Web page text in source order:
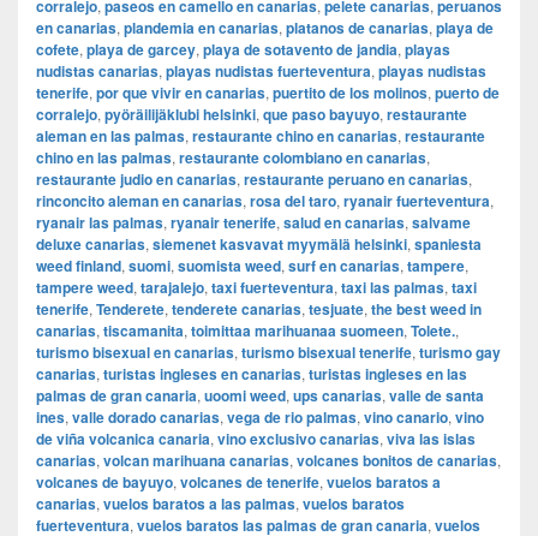
corralejo, paseos en camello en canarias, pelete canarias, peruanos
en canarias, plandemia en canarias, platanos de canarias, playa de
cofete, playa de garcey, playa de sotavento de jandia, playas
nudistas canarias, playas nudistas fuerteventura, playas nudistas
tenerife, por que vivir en canarias, puertito de los molinos, puerto de
corralejo, pyöräilijäklubi helsinki, que paso bayuyo, restaurante
aleman en las palmas, restaurante chino en canarias, restaurante
chino en las palmas, restaurante colombiano en canarias,
restaurante judio en canarias, restaurante peruano en canarias,
rinconcito aleman en canarias, rosa del taro, ryanair fuerteventura,
ryanair las palmas, ryanair tenerife, salud en canarias, salvame
deluxe canarias, siemenet kasvavat myymälä helsinki, spaniesta
weed finland, suomi, suomista weed, surf en canarias, tampere,
tampere weed, tarajalejo, taxi fuerteventura, taxi las palmas, taxi
tenerife, Tenderete, tenderete canarias, tesjuate, the best weed in
canarias, tiscamanita, toimittaa marihuanaa suomeen, Tolete.,
turismo bisexual en canarias, turismo bisexual tenerife, turismo gay
canarias, turistas ingleses en canarias, turistas ingleses en las
palmas de gran canaria, uoomi weed, ups canarias, valle de santa
ines, valle dorado canarias, vega de rio palmas, vino canario, vino
de viña volcanica canaria, vino exclusivo canarias, viva las islas
canarias, volcan marihuana canarias, volcanes bonitos de canarias,
volcanes de bayuyo, volcanes de tenerife, vuelos baratos a
canarias, vuelos baratos a las palmas, vuelos baratos
fuerteventura, vuelos baratos las palmas de gran canaria, vuelos